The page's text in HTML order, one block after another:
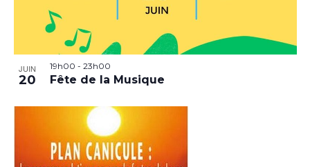
JUIN
20
19h00 - 23h00
Fête de la Musique